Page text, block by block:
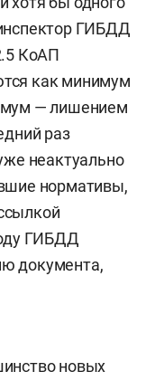
ГИБДД
КоАП
как минимум
— лишением
раз
неактуально
нормативы,
ГИБДД
документа,
новых